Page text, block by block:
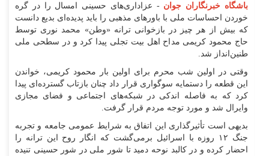
باشگاه خبرنگاران جوان - عزاداری‌های حسینی امسال را در گره
خوردن احساسات ملی با باورهای مذهبی را باید پدیده‌ای بدیع دانست
که بیش از هر چیز در بازخوانی ترانه «وطن» محمد نوری توسط
حاج محمود کریمی مداح اهل بیت تجلی پیدا کرد و در سطحی ملی
طنین‌انداز شد.
وقتی در اولین شب محرم برای اولین بار محمود کریمی، خواندن
این قطعه را دستمایه سوگواری قرار داد چنان بازتاب گسترده‌ای پیدا
کرد که به فاصله اندکی در شبکه‌های اجتماعی و فضای مجازی
وایرال شد و مورد توجه مردم قرار گرفت.
بدیهی است تأثیرگذاری این اتفاق به شرایط عمومی جامعه و تجربه
جنگ ۱۲ روزه با اسرائیل برمی‌گشت که انگار روح این ترانه را
احضار کرده و در کالبد نوحه دمید تا شور ملی در شور حسینی تنیده